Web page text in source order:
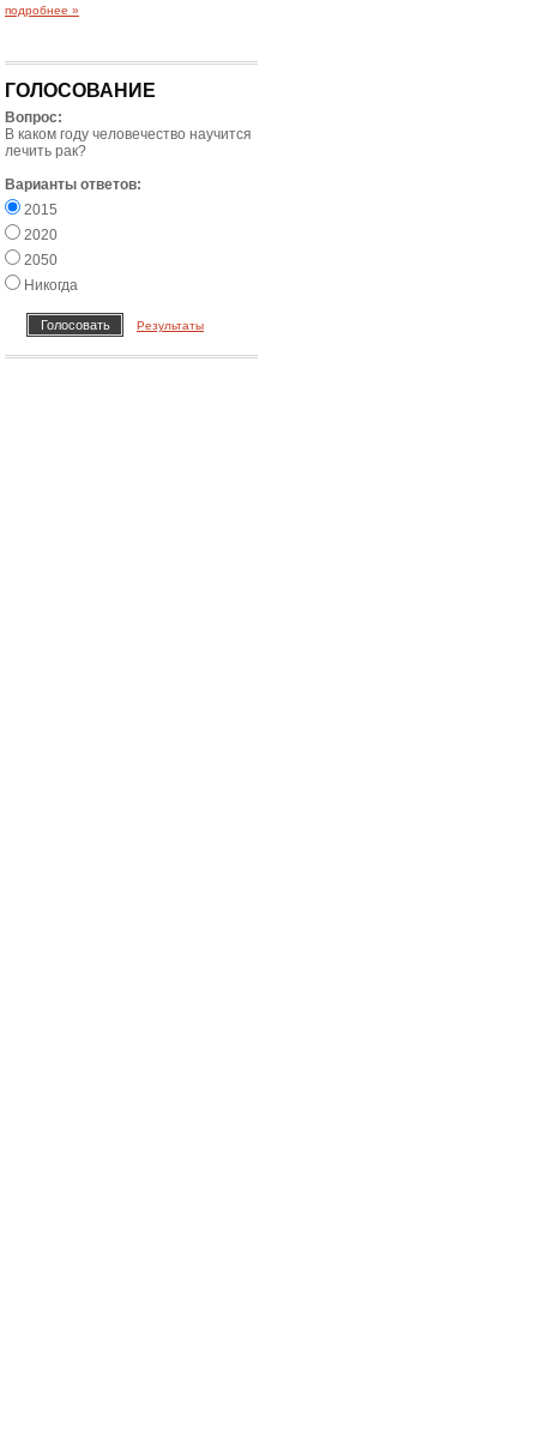
подробнее »
ГОЛОСОВАНИЕ
Вопрос:
В каком году человечество научится
лечить рак?
Варианты ответов:
2015
2020
2050
Никогда
Результаты